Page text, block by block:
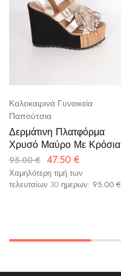
Καλοκαιρινά Γυναικεία
Παπούτσια
Δερμάτινη Πλατφόρμα
Χρυσό Μαύρο Με Κρόσια
95.00€ 47.50 €
Χαμηλότερη τιμή των
τελευταίων 30 ημερων: 95.00 €